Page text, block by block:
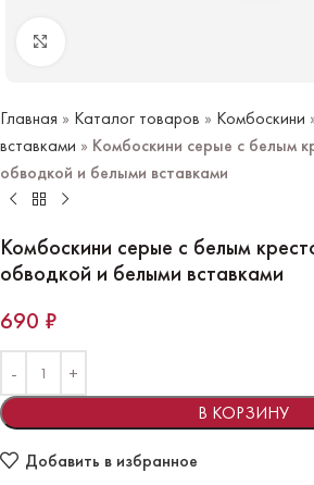
Главная » Каталог товаров » Комбоскини
вставками » Комбоскини серые с белым
обводкой и белыми вставками
Комбоскини серые с белым
обводкой и белыми вставками
690 ₽
В КОРЗИНУ
Добавить в избранное